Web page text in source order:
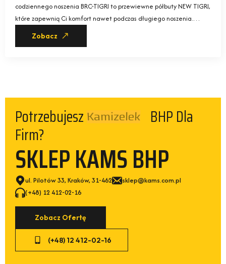
codziennego noszenia BRC-TIGRI to przewiewne półbuty NEW TIGRI,
które zapewnią Ci komfort nawet podczas długiego noszenia.…
Zobacz
PotrzebujeszKamizelek BHP Dla
Firm?
SKLEP KAMS BHP
ul. Pilotów 33, Kraków, 31-462
sklep@kams.com.pl
(+48) 12 412-02-16
Zobacz Ofertę
(+48) 12 412-02-16